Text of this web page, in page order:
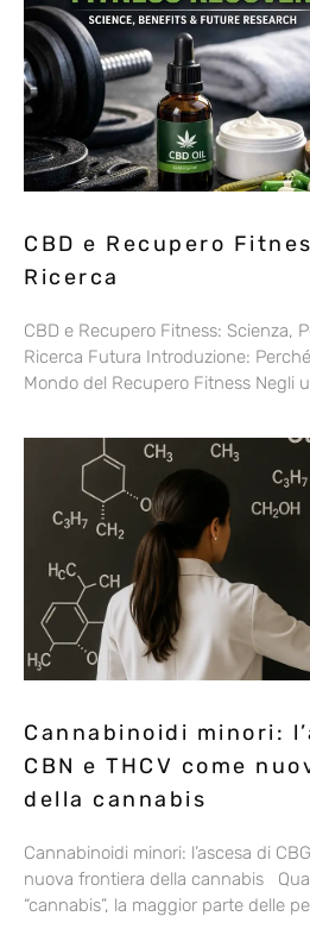
CBD e Recupero
Ricerca
CBD e Recupero Fitness: Scienza,
Ricerca Futura Introduzione:
Mondo del Recupero Fitness Negli
Cannabinoidi minori:
CBN e THCV come
della cannabis
Cannabinoidi minori: l’ascesa di
nuova frontiera della cannabis
“cannabis”, la maggior parte delle